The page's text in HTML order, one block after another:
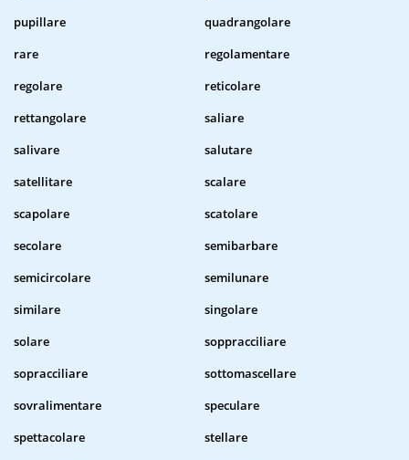
pupillare
quadrangolare
rare
regolamentare
regolare
reticolare
rettangolare
saliare
salivare
salutare
satellitare
scalare
scapolare
scatolare
secolare
semibarbare
semicircolare
semilunare
similare
singolare
solare
soppracciliare
sopracciliare
sottomascellare
sovralimentare
speculare
spettacolare
stellare